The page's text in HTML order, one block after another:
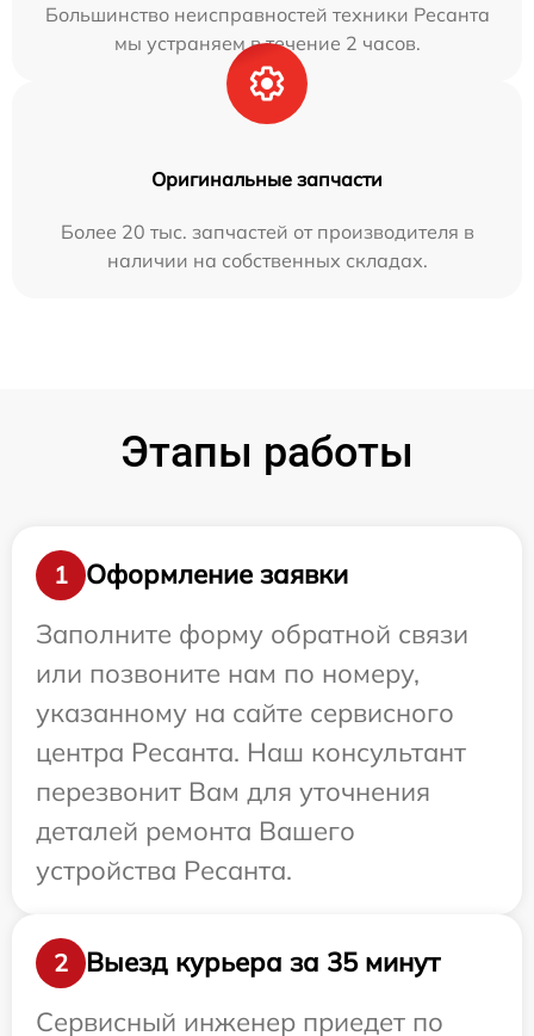
Большинство неисправностей техники Ресанта
мы устраняем в течение 2 часов.
Оригинальные запчасти
Более 20 тыс. запчастей от производителя в
наличии на собственных складах.
Этапы работы
1
Оформление заявки
Заполните форму обратной связи
или позвоните нам по номеру,
указанному на сайте сервисного
центра Ресанта. Наш консультант
перезвонит Вам для уточнения
деталей ремонта Вашего
устройства Ресанта.
2
Выезд курьера за 35 минут
Сервисный инженер приедет по